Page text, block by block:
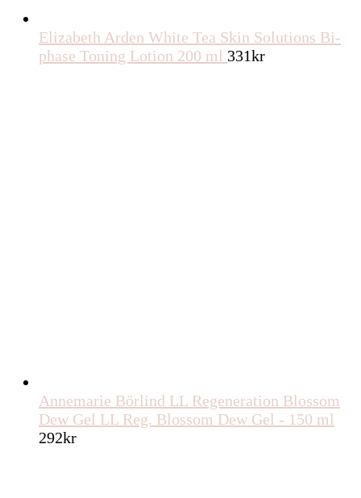
Elizabeth Arden White Tea Skin Solutions Bi-
phase Toning Lotion 200 ml 331kr
Annemarie Börlind LL Regeneration Blossom
Dew Gel LL Reg. Blossom Dew Gel - 150 ml
292kr